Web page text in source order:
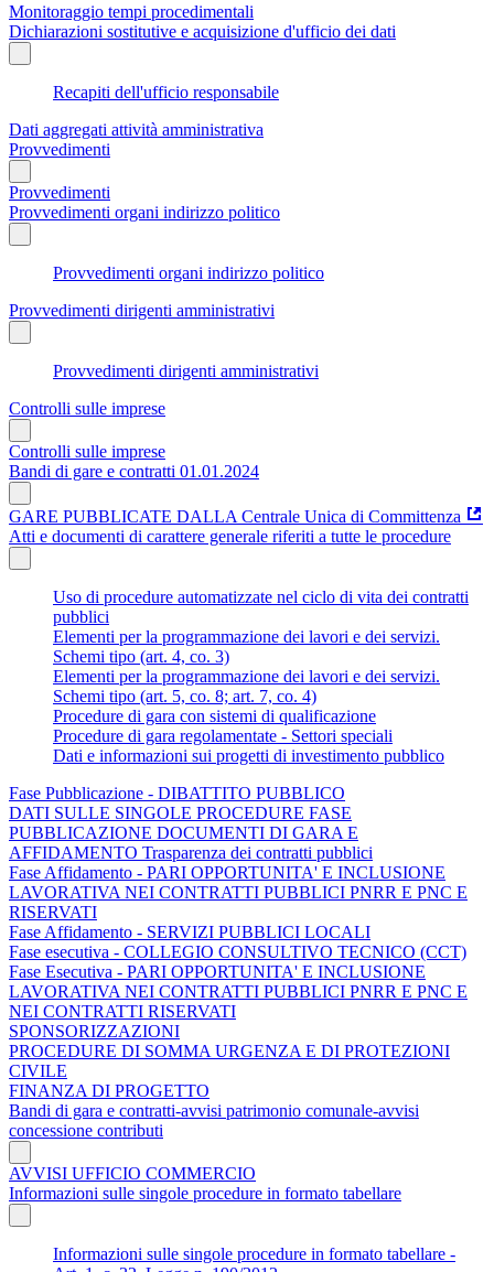
Monitoraggio tempi procedimentali
Dichiarazioni sostitutive e acquisizione d'ufficio dei dati
Recapiti dell'ufficio responsabile
Dati aggregati attività amministrativa
Provvedimenti
Provvedimenti
Provvedimenti organi indirizzo politico
Provvedimenti organi indirizzo politico
Provvedimenti dirigenti amministrativi
Provvedimenti dirigenti amministrativi
Controlli sulle imprese
Controlli sulle imprese
Bandi di gare e contratti 01.01.2024
GARE PUBBLICATE DALLA Centrale Unica di Committenza
Atti e documenti di carattere generale riferiti a tutte le procedure
Uso di procedure automatizzate nel ciclo di vita dei contratti
pubblici
Elementi per la programmazione dei lavori e dei servizi.
Schemi tipo (art. 4, co. 3)
Elementi per la programmazione dei lavori e dei servizi.
Schemi tipo (art. 5, co. 8; art. 7, co. 4)
Procedure di gara con sistemi di qualificazione
Procedure di gara regolamentate - Settori speciali
Dati e informazioni sui progetti di investimento pubblico
Fase Pubblicazione - DIBATTITO PUBBLICO
DATI SULLE SINGOLE PROCEDURE FASE
PUBBLICAZIONE DOCUMENTI DI GARA E
AFFIDAMENTO Trasparenza dei contratti pubblici
Fase Affidamento - PARI OPPORTUNITA' E INCLUSIONE
LAVORATIVA NEI CONTRATTI PUBBLICI PNRR E PNC E
RISERVATI
Fase Affidamento - SERVIZI PUBBLICI LOCALI
Fase esecutiva - COLLEGIO CONSULTIVO TECNICO (CCT)
Fase Esecutiva - PARI OPPORTUNITA' E INCLUSIONE
LAVORATIVA NEI CONTRATTI PUBBLICI PNRR E PNC E
NEI CONTRATTI RISERVATI
SPONSORIZZAZIONI
PROCEDURE DI SOMMA URGENZA E DI PROTEZIONI
CIVILE
FINANZA DI PROGETTO
Bandi di gara e contratti-avvisi patrimonio comunale-avvisi
concessione contributi
AVVISI UFFICIO COMMERCIO
Informazioni sulle singole procedure in formato tabellare
Informazioni sulle singole procedure in formato tabellare -